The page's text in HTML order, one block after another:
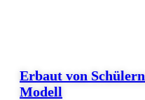
Erbaut von
Modell